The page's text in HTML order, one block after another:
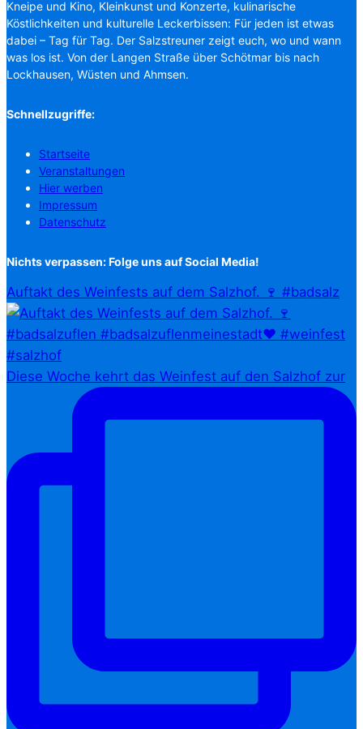
Kneipe und Kino, Kleinkunst und Konzerte, kulinarische
Köstlichkeiten und kulturelle Leckerbissen: Für jeden ist etwas
dabei – Tag für Tag. Der Salzstreuner zeigt euch, wo und wann
was los ist. Von der Langen Straße über Schötmar bis nach
Lockhausen, Wüsten und Ahmsen.
Schnellzugriffe:
Startseite
Veranstaltungen
Hier werben
Impressum
Datenschutz
Nichts verpassen: Folge uns auf Social Media!
Auftakt des Weinfests auf dem Salzhof. 🍷 #badsalz
Diese Woche kehrt das Weinfest auf den Salzhof zur